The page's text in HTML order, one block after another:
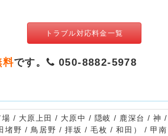
トラブル対応料金一覧
料です。 050-8882-5978
/ 大原上田 / 大原中 / 隠岐 / 鹿深台 / 神 /
野 / 鳥居野 / 拝坂 / 毛枚 / 和田） / 甲南